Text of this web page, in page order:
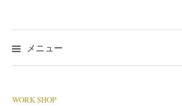
メニュー
WORK SHOP